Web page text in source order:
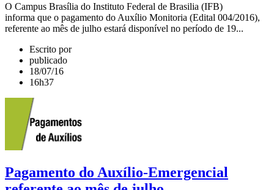
O Campus Brasília do Instituto Federal de Brasilia (IFB)
informa que o pagamento do Auxílio Monitoria (Edital 004/2016),
referente ao mês de julho estará disponível no período de 19...
Escrito por
publicado
18/07/16
16h37
Pagamento do Auxílio-Emergencial